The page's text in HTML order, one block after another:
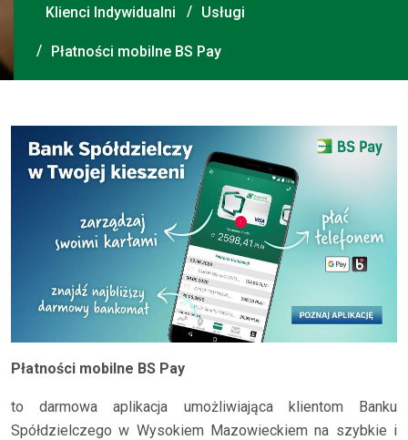
Klienci Indywidualni Usługi
Płatności mobilne BS Pay
Płatności mobilne BS Pay
to darmowa aplikacja umożliwiająca klientom Banku
Spółdzielczego w Wysokiem Mazowieckiem na szybkie i